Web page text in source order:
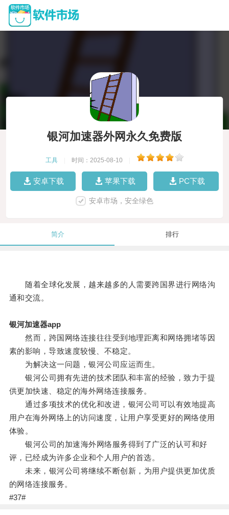
银河加速器外网永久免费版
工具 时间：2025-08-10
安卓下载 苹果下载 PC下载
安卓市场，安全绿色
简介 排行
随着全球化发展，越来越多的人需要跨国界进行网络沟
通和交流。
银河加速器app
然而，跨国网络连接往往受到地理距离和网络拥堵等因
素的影响，导致速度较慢、不稳定。
为解决这一问题，银河公司应运而生。
银河公司拥有先进的技术团队和丰富的经验，致力于提
供更加快速、稳定的海外网络连接服务。
通过多项技术的优化和改进，银河公司可以有效地提高
用户在海外网络上的访问速度，让用户享受更好的网络使用
体验。
银河公司的加速海外网络服务得到了广泛的认可和好
评，已经成为许多企业和个人用户的首选。
未来，银河公司将继续不断创新，为用户提供更加优质
的网络连接服务。
#37#